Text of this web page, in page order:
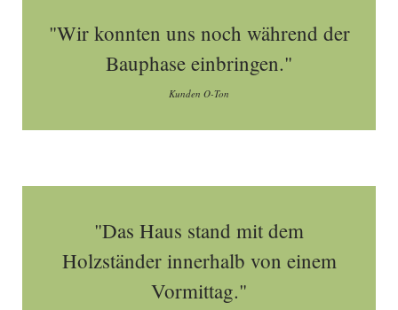
"Wir konnten uns noch während der
Bauphase einbringen."
Kunden O-Ton
"Das Haus stand mit dem
Holzständer innerhalb von einem
Vormittag."